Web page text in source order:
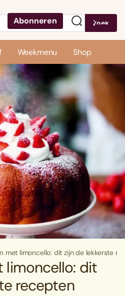
Abonneren Zoek
Weekmenu Shop
met limoncello: dit zijn de lekkerste
limoncello: dit
recepten